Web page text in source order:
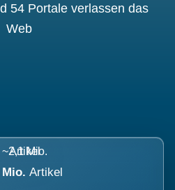
54 Portale verlassen das
Web
Mio. Artikel